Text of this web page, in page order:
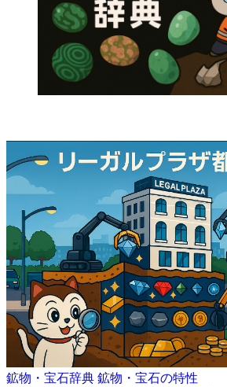
鉱物・宝石辞典 鉱物・宝石の特性